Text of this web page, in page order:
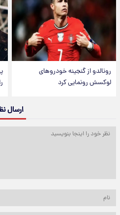
رونالدو از گنجینه خودروهای
لوکسش رونمایی کرد
ارسال